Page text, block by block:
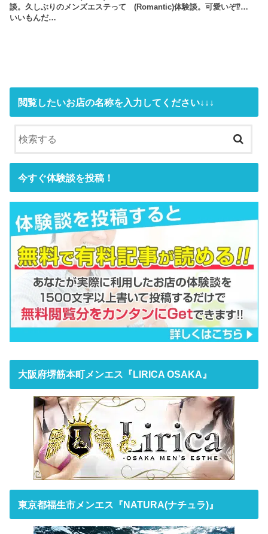
談。久しぶりのメンズエステって
いいもんだ…
(Romantic)体験談。可愛いぞ⁉…
閲覧したいお店の名称を入力してください↓↓↓
今すぐ体験談を投稿！
大阪府堺筋本町メンエス『LIRICA OSAKA』
東京都福生市メンエス『NATURA(ナチュラ)』